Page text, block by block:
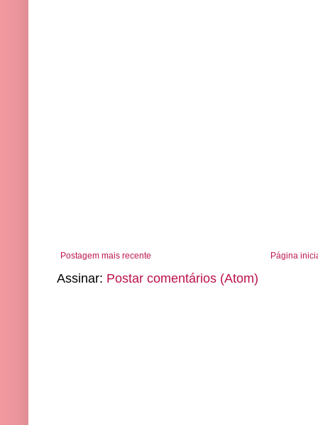
Postagem mais recente Página
Assinar: Postar comentários (Atom)